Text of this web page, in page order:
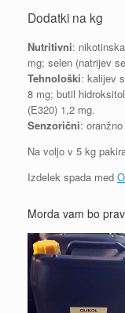
Dodatki na kg
Nutritivni:
mg; selen (natrijev
Tehnološki: kalijev
8 mg; butil
(E320) 1,2 mg.
Senzorični:
Na voljo v 5 kg
Izdelek spada med
Morda vam bo